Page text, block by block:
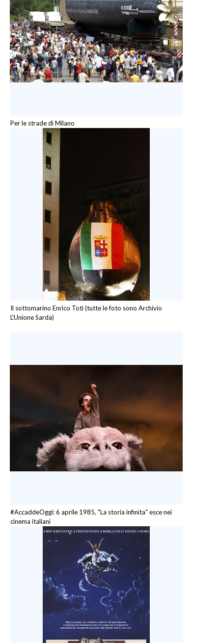
Per le strade di Milano
Il sottomarino Enrico Toti (tutte le foto sono Archivio
L'Unione Sarda)
#AccaddeOggi: 6 aprile 1985, "La storia infinita" esce nei
cinema italiani